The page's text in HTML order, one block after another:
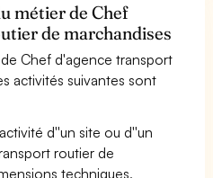
métier de Chef
de marchandises
Chef d'agence transport
activités suivantes sont
d''un site ou d''un
routier de
techniques,